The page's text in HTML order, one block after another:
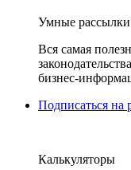
Умные рассылки
Вся самая
бизнес-
Подписаться на
Калькуляторы